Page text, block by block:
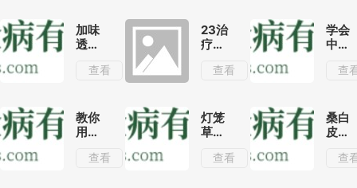
患，
引起
床效
果分
分析
加味
透邪
疗麻
分析
查看
23治
疗咯
妙方
查看
学会
中药
种配
你也
是半
医！
查
教你
用苦
酒喝
查看
灯笼
草可
吗?了
查看
桑白
皮的
与作
查